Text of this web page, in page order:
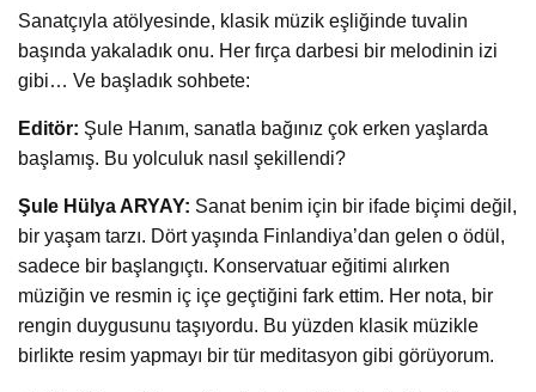
Sanatçıyla atölyesinde, klasik müzik eşliğinde tuvalin
başında yakaladık onu. Her fırça darbesi bir melodinin izi
gibi… Ve başladık sohbete:
Editör: Şule Hanım, sanatla bağınız çok erken yaşlarda
başlamış. Bu yolculuk nasıl şekillendi?
Şule Hülya ARYAY: Sanat benim için bir ifade biçimi değil,
bir yaşam tarzı. Dört yaşında Finlandiya’dan gelen o ödül,
sadece bir başlangıçtı. Konservatuar eğitimi alırken
müziğin ve resmin iç içe geçtiğini fark ettim. Her nota, bir
rengin duygusunu taşıyordu. Bu yüzden klasik müzikle
birlikte resim yapmayı bir tür meditasyon gibi görüyorum.